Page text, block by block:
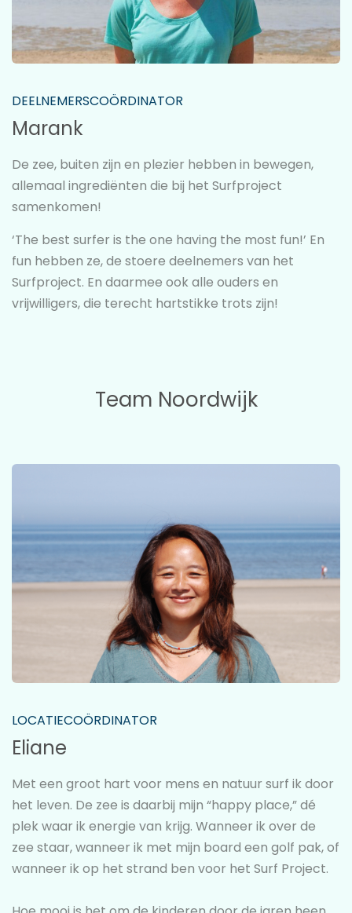
Marank
DEELNEMERSCOÖRDINATOR
De zee, buiten zijn en plezier hebben in bewegen,
allemaal ingrediënten die bij het Surfproject
samenkomen!
‘The best surfer is the one having the most fun!’ En
fun hebben ze, de stoere deelnemers van het
Surfproject. En daarmee ook alle ouders en
vrijwilligers, die terecht hartstikke trots zijn!
Team Noordwijk
Eliane
LOCATIECOÖRDINATOR
Met een groot hart voor mens en natuur surf ik door
het leven. De zee is daarbij mijn “happy place,” dé
plek waar ik energie van krijg. Wanneer ik over de
zee staar, wanneer ik met mijn board een golf pak, of
wanneer ik op het strand ben voor het Surf Project.